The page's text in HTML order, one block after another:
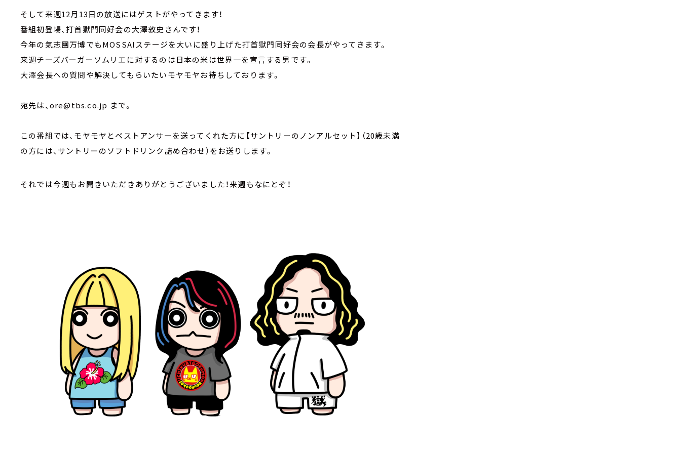
そして来週12月13日の放送にはゲストがやってきます！
番組初登場、打首獄門同好会の大澤敦史さんです！
今年の氣志團万博でもMOSSAIステージを大いに盛り上げた打首獄門同好会の会長がやってきます。
来週チーズバーガーソムリエに対するのは日本の米は世界一を宣言する男です。
大澤会長への質問や解決してもらいたいモヤモヤお待ちしております。
宛先は、ore@tbs.co.jp まで。
この番組では、モヤモヤとベストアンサーを送ってくれた方に【サントリーのノンアルセット】（20歳未満
の方には、サントリーのソフトドリンク詰め合わせ）をお送りします。
それでは今週もお聞きいただきありがとうございました！来週もなにとぞ！